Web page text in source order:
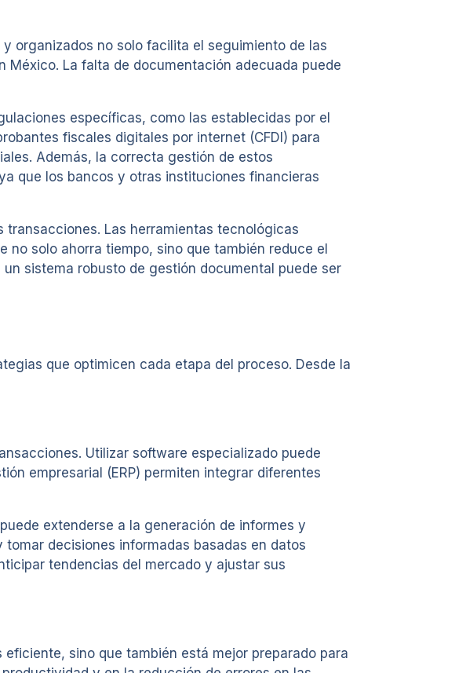
organizados no solo facilita el seguimiento de las
La falta de documentación adecuada puede
específicas, como las establecidas por el
fiscales digitales por internet (CFDI) para
Además, la correcta gestión de estos
que los bancos y otras instituciones financieras
Las herramientas tecnológicas
solo ahorra tiempo, sino que también reduce el
sistema robusto de gestión documental puede ser
que optimicen cada etapa del proceso. Desde la
Utilizar software especializado puede
empresarial (ERP) permiten integrar diferentes
extenderse a la generación de informes y
decisiones informadas basadas en datos
tendencias del mercado y ajustar sus
sino que también está mejor preparado para